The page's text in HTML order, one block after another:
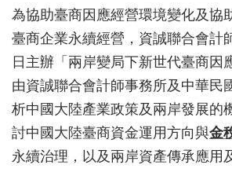
為協助臺商因應經營環境變化及協
臺商企業永續經營，資誠聯合會計
日主辦「兩岸變局下新世代臺商因
由資誠聯合會計師事務所及中華民
析中國大陸產業政策及兩岸發展的
討中國大陸臺商資金運用方向與金
永續治理，以及兩岸資產傳承應用